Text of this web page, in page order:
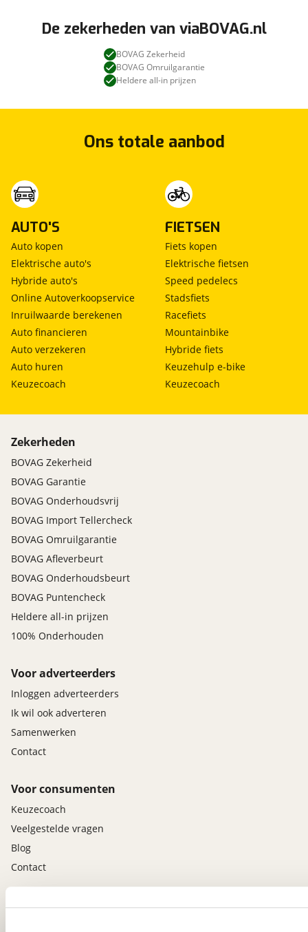
De zekerheden van viaBOVAG.nl
BOVAG Zekerheid
BOVAG Omruilgarantie
Heldere all-in prijzen
Ons totale aanbod
AUTO'S
Auto kopen
Elektrische auto's
Hybride auto's
Online Autoverkoopservice
Inruilwaarde berekenen
Auto financieren
Auto verzekeren
Auto huren
Keuzecoach
FIETSEN
Fiets kopen
Elektrische fietsen
Speed pedelecs
Stadsfiets
Racefiets
Mountainbike
Hybride fiets
Keuzehulp e-bike
Keuzecoach
Zekerheden
BOVAG Zekerheid
BOVAG Garantie
BOVAG Onderhoudsvrij
BOVAG Import Tellercheck
BOVAG Omruilgarantie
BOVAG Afleverbeurt
BOVAG Onderhoudsbeurt
BOVAG Puntencheck
Heldere all-in prijzen
100% Onderhouden
Voor adverteerders
Inloggen adverteerders
Ik wil ook adverteren
Samenwerken
Contact
Voor consumenten
Keuzecoach
Veelgestelde vragen
Blog
Contact
viaBOVAG.nl app